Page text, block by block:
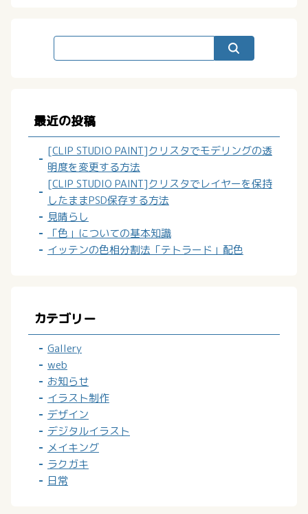
最近の投稿
[CLIP STUDIO PAINT]クリスタでモデリングの透
明度を変更する方法
[CLIP STUDIO PAINT]クリスタでレイヤーを保持
したままPSD保存する方法
見晴らし
「色」についての基本知識
イッテンの色相分割法「テトラード」配色
カテゴリー
Gallery
web
お知らせ
イラスト制作
デザイン
デジタルイラスト
メイキング
ラクガキ
日常